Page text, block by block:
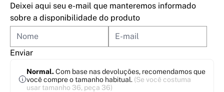
Deixei aqui seu e-mail que manteremos informado
sobre a disponibilidade do produto
Enviar
Normal. Com base nas devoluções, recomendamos que
você compre o tamanho habitual. (Se você costuma
usar tamanho 36, peça 36)